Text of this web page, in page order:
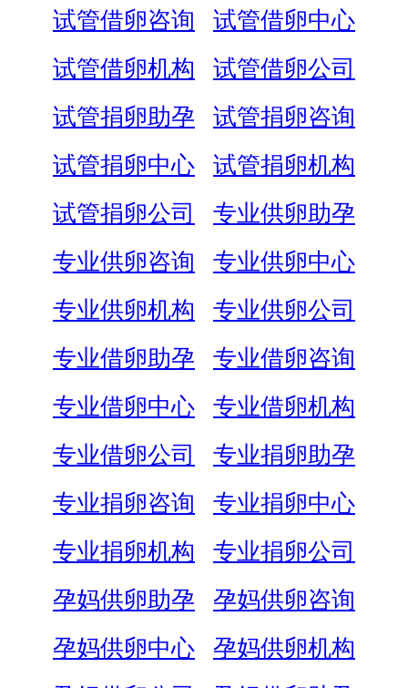
试管借卵咨询
试管借卵中心
试管借卵机构
试管借卵公司
试管捐卵助孕
试管捐卵咨询
试管捐卵中心
试管捐卵机构
试管捐卵公司
专业供卵助孕
专业供卵咨询
专业供卵中心
专业供卵机构
专业供卵公司
专业借卵助孕
专业借卵咨询
专业借卵中心
专业借卵机构
专业借卵公司
专业捐卵助孕
专业捐卵咨询
专业捐卵中心
专业捐卵机构
专业捐卵公司
孕妈供卵助孕
孕妈供卵咨询
孕妈供卵中心
孕妈供卵机构